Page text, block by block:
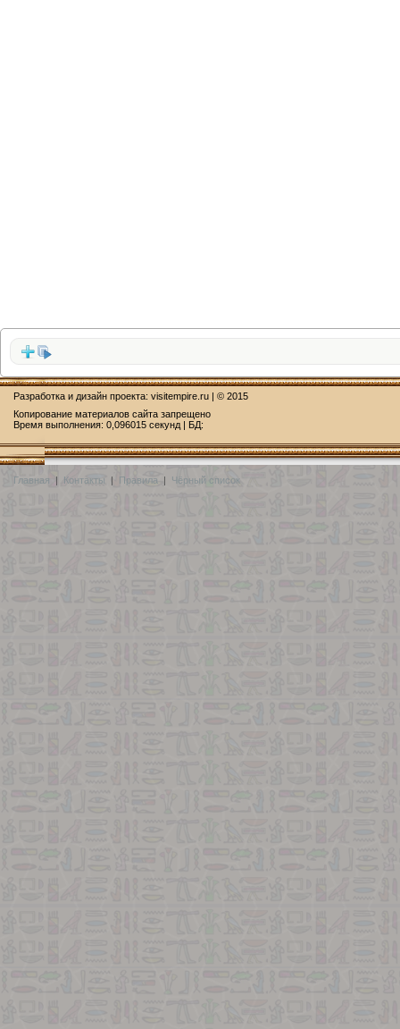
Разработка и дизайн проекта: visitempire.ru | © 2015
Копирование материалов сайта запрещено
Время выполнения: 0,096015 секунд | БД:
Главная | Контакты | Правила | Чёрный список